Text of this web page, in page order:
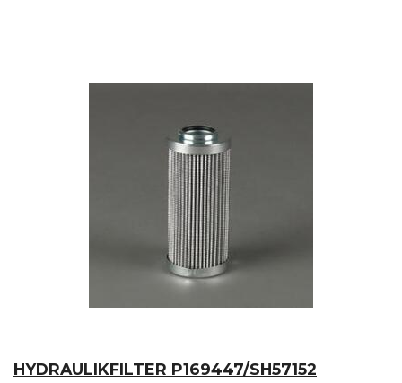
HYDRAULIKFILTER P169447/SH57152